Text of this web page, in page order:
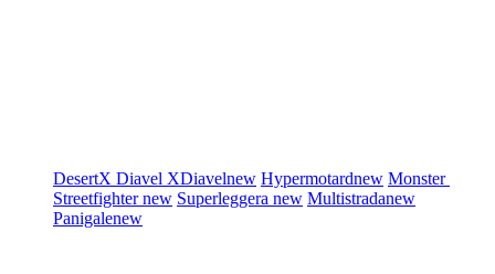
DesertX Diavel XDiavelnew Hypermotardnew Monster
Streetfighternew Superleggera new Multistradanew
Panigalenew